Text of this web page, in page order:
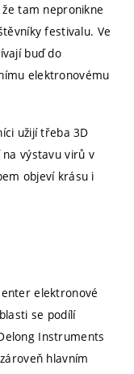
tam nepronikne
festivalu. Ve
buď do
elektronovému
užijí třeba 3D
výstavu virů v
objeví krásu i
elektronové
se podílí
Instruments
hlavním